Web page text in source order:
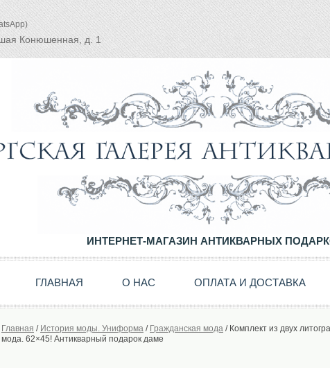
Конюшенная, д. 1
ИНТЕРНЕТ-МАГАЗИН АНТИКВАРНЫХ
ГЛАВНАЯ О НАС ОПЛАТА И ДОСТАВКА
Главная / История моды. Униформа / Гражданская мода / Комплект из двух
мода. 62×45! Антикварный подарок даме